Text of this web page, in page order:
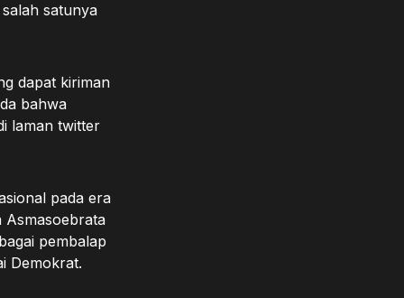
satunya
dapat kiriman
bahwa
laman twitter
pada era
Asmasoebrata
pembalap
Demokrat.